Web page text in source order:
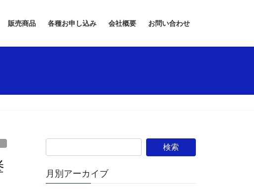
販売商品 各種お申し込み 会社概要 お問い合わせ
月別アーカイブ